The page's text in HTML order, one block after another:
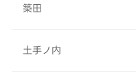
築田
土手ノ内